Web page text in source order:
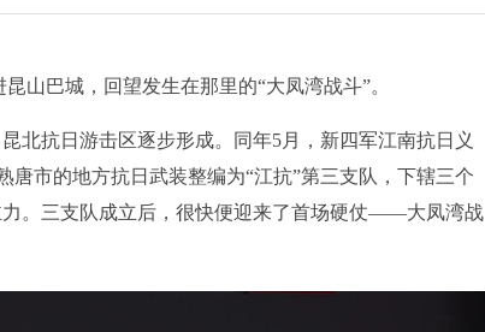
巴城，回望发生在那里的“大凤湾战斗”。
抗日游击区逐步形成。同年5月，新四军江南抗日义
市的地方抗日武装整编为“江抗”第三支队，下辖三个
。三支队成立后，很快便迎来了首场硬仗——大凤湾战